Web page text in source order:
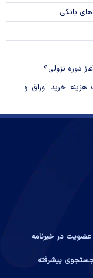
بانکی
خرید اوراق و
عضویت در خبرنامه
پیشرفته